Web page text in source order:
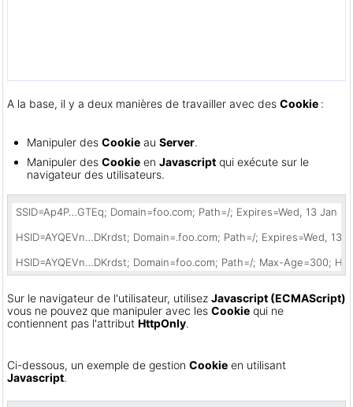
A la base, il y a deux manières de travailler avec des Cookie :
Manipuler des Cookie au Server.
Manipuler des Cookie en Javascript qui exécute sur le
navigateur des utilisateurs.
SSID=Ap4P…GTEq; Domain=foo.com; Path=/; Expires=Wed, 13 Jan
HSID=AYQEVn…DKrdst; Domain=.foo.com; Path=/; Expires=Wed, 13
HSID=AYQEVn…DKrdst; Domain=foo.com; Path=/; Max-Age=300;
Sur le navigateur de l'utilisateur, utilisez Javascript (ECMAScript)
vous ne pouvez que manipuler avec les Cookie qui ne
contiennent pas l'attribut HttpOnly.
Ci-dessous, un exemple de gestion Cookie en utilisant
Javascript.